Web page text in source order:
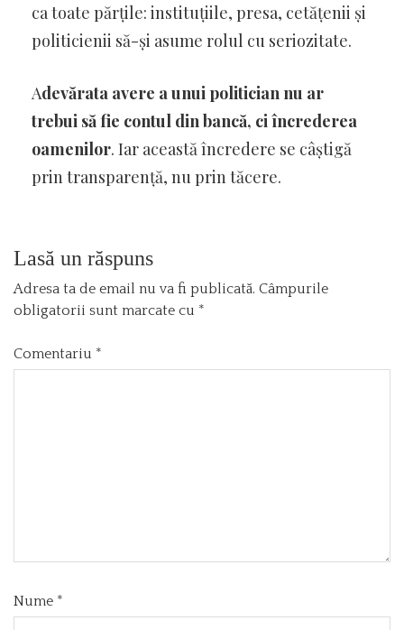
ca toate părțile: instituțiile, presa, cetățenii și
politicienii să-și asume rolul cu seriozitate.
Adevărata avere a unui politician nu ar
trebui să fie contul din bancă, ci încrederea
oamenilor. Iar această încredere se câștigă
prin transparență, nu prin tăcere.
Lasă un răspuns
Adresa ta de email nu va fi publicată. Câmpurile
obligatorii sunt marcate cu *
Comentariu *
Nume *